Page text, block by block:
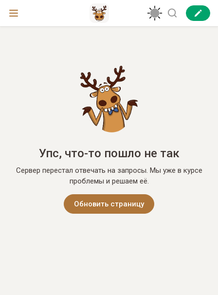
Упс, что-то пошло не так
Сервер перестал отвечать на запросы. Мы уже в курсе
проблемы и решаем её.
Обновить страницу